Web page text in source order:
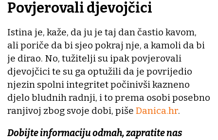
Povjerovali djevojčici
Istina je, kaže, da ju je taj dan častio kavom,
ali poriče da bi sjeo pokraj nje, a kamoli da bi
je dirao. No, tužitelji su ipak povjerovali
djevojčici te su ga optužili da je povrijedio
njezin spolni integritet počinivši kazneno
djelo bludnih radnji, i to prema osobi posebno
ranjivoj zbog svoje dobi, piše Danica.hr.
Dobijte informaciju odmah, zapratite nas